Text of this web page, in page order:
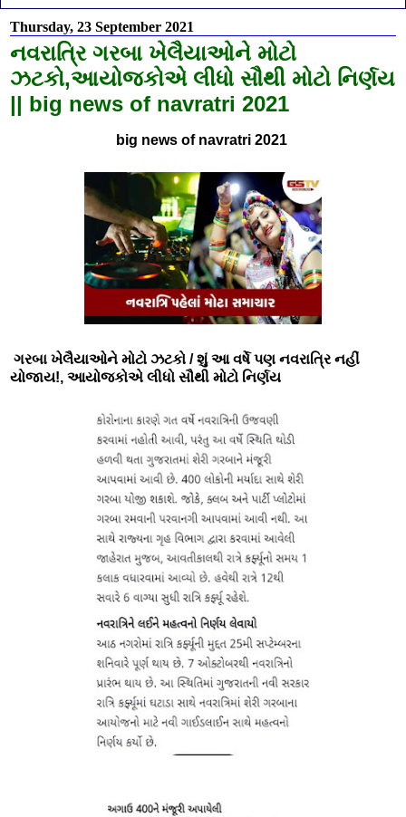
Thursday, 23 September 2021
નવરાત્રિ ગરબા ખેલૈયાઓને મોટો
ઝટકો,આયોજકોએ લીધો સૌથી મોટો નિર્ણય
|| big news of navratri 2021
big news of navratri 2021
ગરબા ખેલૈયાઓને મોટો ઝટકો / શું આ વર્ષે પણ નવરાત્રિ નહીં
યોજાય!, આયોજકોએ લીધો સૌથી મોટો નિર્ણય